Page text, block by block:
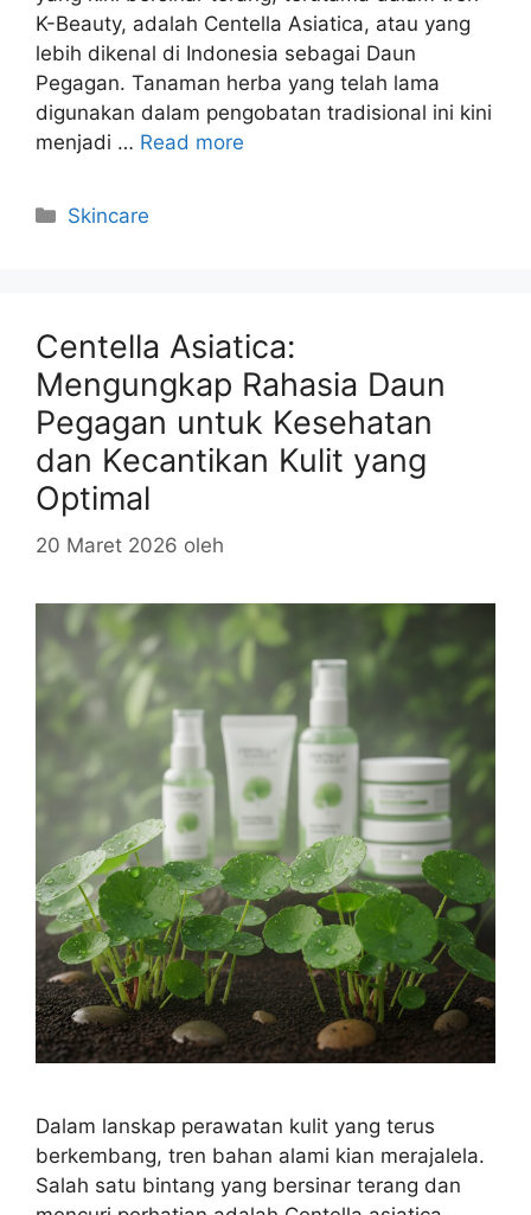
K-Beauty, adalah Centella Asiatica, atau yang
lebih dikenal di Indonesia sebagai Daun
Pegagan. Tanaman herba yang telah lama
digunakan dalam pengobatan tradisional ini kini
menjadi … Read more
Kategori
Skincare
Centella Asiatica:
Mengungkap Rahasia Daun
Pegagan untuk Kesehatan
dan Kecantikan Kulit yang
Optimal
20 Maret 2026 oleh
Dalam lanskap perawatan kulit yang terus
berkembang, tren bahan alami kian merajalela.
Salah satu bintang yang bersinar terang dan